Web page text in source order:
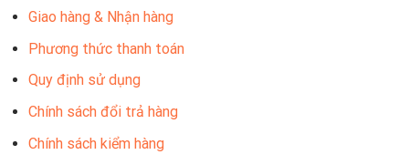
Giao hàng & Nhận hàng
Phương thức thanh toán
Quy định sử dụng
Chính sách đổi trả hàng
Chính sách kiểm hàng